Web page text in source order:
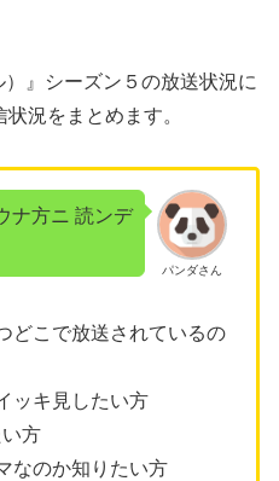
』シーズン５の放送状況に
況をまとめます。
パンダさん
ナ方ニ 読ンデ
どこで放送されているの
ッキ見したい方
方
なのか知りたい方